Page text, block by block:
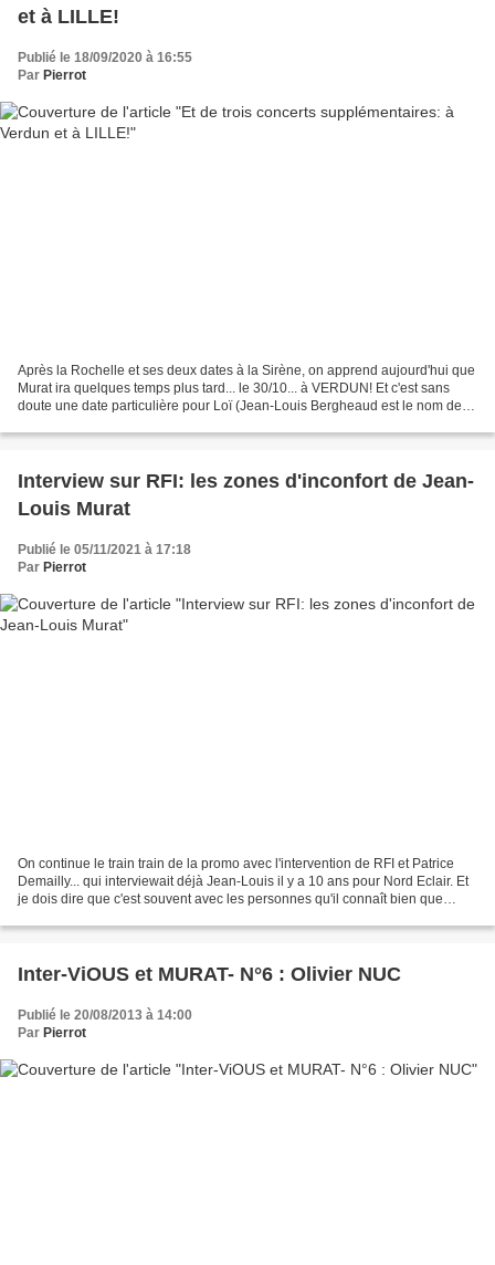
et à LILLE!
Publié le 18/09/2020 à 16:55
Par Pierrot
Après la Rochelle et ses deux dates à la Sirène, on apprend aujourd'hui que
Murat ira quelques temps plus tard... le 30/10... à VERDUN! Et c'est sans
doute une date particulière pour Loï (Jean-Louis Bergheaud est le nom de
Interview sur RFI: les zones d'inconfort de Jean-
Louis Murat
Publié le 05/11/2021 à 17:18
Par Pierrot
On continue le train train de la promo avec l'intervention de RFI et Patrice
Demailly... qui interviewait déjà Jean-Louis il y a 10 ans pour Nord Eclair. Et
je dois dire que c'est souvent avec les personnes qu'il connaît bien que
Inter-ViOUS et MURAT- N°6 : Olivier NUC
Publié le 20/08/2013 à 14:00
Par Pierrot